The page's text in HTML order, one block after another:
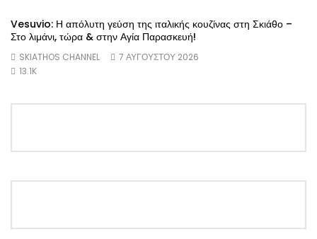
Vesuvio: Η απόλυτη γεύση της ιταλικής κουζίνας στη Σκιάθο –
Στο λιμάνι, τώρα & στην Αγία Παρασκευή!
SKIATHOS CHANNEL
7 ΑΥΓΟΎΣΤΟΥ 2026
13.1K